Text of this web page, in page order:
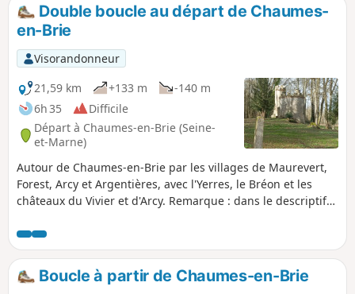
Double boucle au départ de Chaumes-
en-Brie
Visorandonneur
21,59 km
+133 m
-140 m
6h 35
Difficile
Départ à Chaumes-en-Brie (Seine-
et-Marne)
Autour de Chaumes-en-Brie par les villages de Maurevert,
Forest, Arcy et Argentières, avec l'Yerres, le Bréon et les
châteaux du Vivier et d'Arcy. Remarque : dans le descriptif
ou à proximité.
Boucle à partir de Chaumes-en-Brie